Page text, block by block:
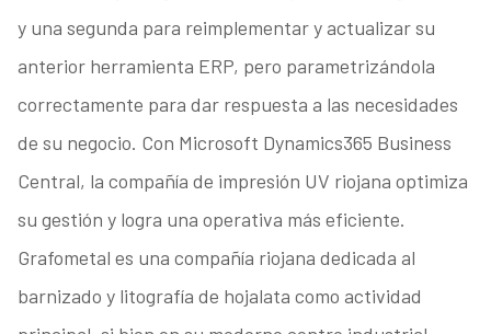
y una segunda para reimplementar y actualizar su
anterior herramienta ERP, pero parametrizándola
correctamente para dar respuesta a las necesidades
de su negocio. Con Microsoft Dynamics365 Business
Central, la compañía de impresión UV riojana optimiza
su gestión y logra una operativa más eficiente.
Grafometal es una compañía riojana dedicada al
barnizado y litografía de hojalata como actividad